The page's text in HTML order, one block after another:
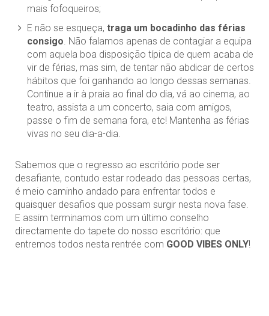
mais fofoqueiros;
E não se esqueça, traga um bocadinho das férias
consigo. Não falamos apenas de contagiar a equipa
com aquela boa disposição típica de quem acaba de
vir de férias, mas sim, de tentar não abdicar de certos
hábitos que foi ganhando ao longo dessas semanas.
Continue a ir à praia ao final do dia, vá ao cinema, ao
teatro, assista a um concerto, saia com amigos,
passe o fim de semana fora, etc! Mantenha as férias
vivas no seu dia-a-dia.
Sabemos que o regresso ao escritório pode ser
desafiante, contudo estar rodeado das pessoas certas,
é meio caminho andado para enfrentar todos e
quaisquer desafios que possam surgir nesta nova fase.
E assim terminamos com um último conselho
directamente do tapete do nosso escritório: que
entremos todos nesta rentrée com GOOD VIBES ONLY!